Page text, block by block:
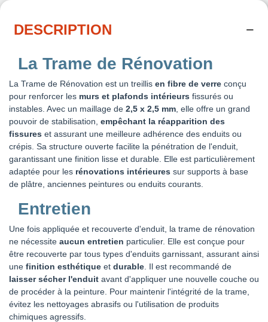
DESCRIPTION
La Trame de Rénovation
La Trame de Rénovation est un treillis en fibre de verre conçu
pour renforcer les murs et plafonds intérieurs fissurés ou
instables. Avec un maillage de 2,5 x 2,5 mm , elle offre un grand
pouvoir de stabilisation, empêchant la réapparition des
fissures et assurant une meilleure adhérence des enduits ou
crépis. Sa structure ouverte facilite la pénétration de l'enduit,
garantissant une finition lisse et durable. Elle est particulièrement
adaptée pour les rénovations intérieures sur supports à base
de plâtre, anciennes peintures ou enduits courants.
Entretien
Une fois appliquée et recouverte d'enduit, la trame de rénovation
ne nécessite aucun entretien particulier. Elle est conçue pour
être recouverte par tous types d'enduits garnissant, assurant ainsi
une finition esthétique et durable . Il est recommandé de
laisser sécher l'enduit avant d'appliquer une nouvelle couche ou
de procéder à la peinture. Pour maintenir l'intégrité de la trame,
évitez les nettoyages abrasifs ou l'utilisation de produits
chimiques agressifs.